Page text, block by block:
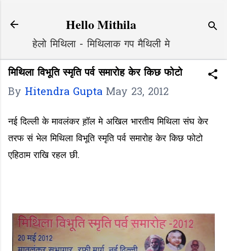
Hello Mithila
हेलो मिथिला - मिथिलाक गप मैथिली मे
मिथिला विभूति स्मृति पर्व समारोह केर किछ फोटो
By Hitendra Gupta May 23, 2012
नई दिल्ली के मावलंकर ह़ॉल मे अखिल भारतीय मिथिला संघ केर
तरफ सं भेल मिथिला विभूति स्मृति पर्व समारोह केर किछ फोटो
एहिठाम राखि रहल छी.